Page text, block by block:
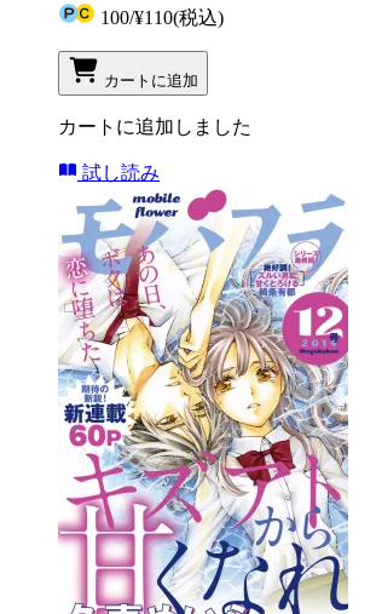
100/¥110(税込)
カートに追加
カートに追加しました
試し読み